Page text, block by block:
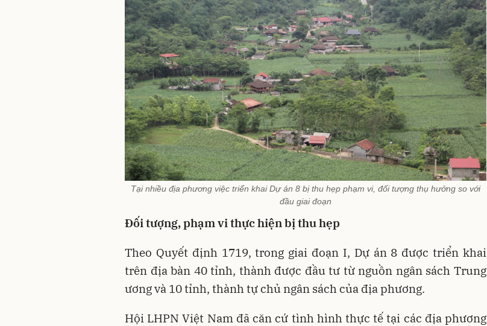
Tại nhiều địa phương việc triển khai Dự án 8 bị thu hẹp phạm vi, đối tượng thụ hưởng so với
đầu giai đoạn
Đối tượng, phạm vi thực hiện bị thu hẹp
Theo Quyết định 1719, trong giai đoạn I, Dự án 8 được triển khai
trên địa bàn 40 tỉnh, thành được đầu tư từ nguồn ngân sách Trung
ương và 10 tỉnh, thành tự chủ ngân sách của địa phương.
Hội LHPN Việt Nam đã căn cứ tình hình thực tế tại các địa phương